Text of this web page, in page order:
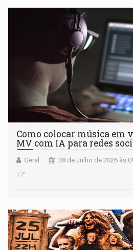
Como colocar música em
MV com IA para redes
Geral 28 de Julho de 2026 às